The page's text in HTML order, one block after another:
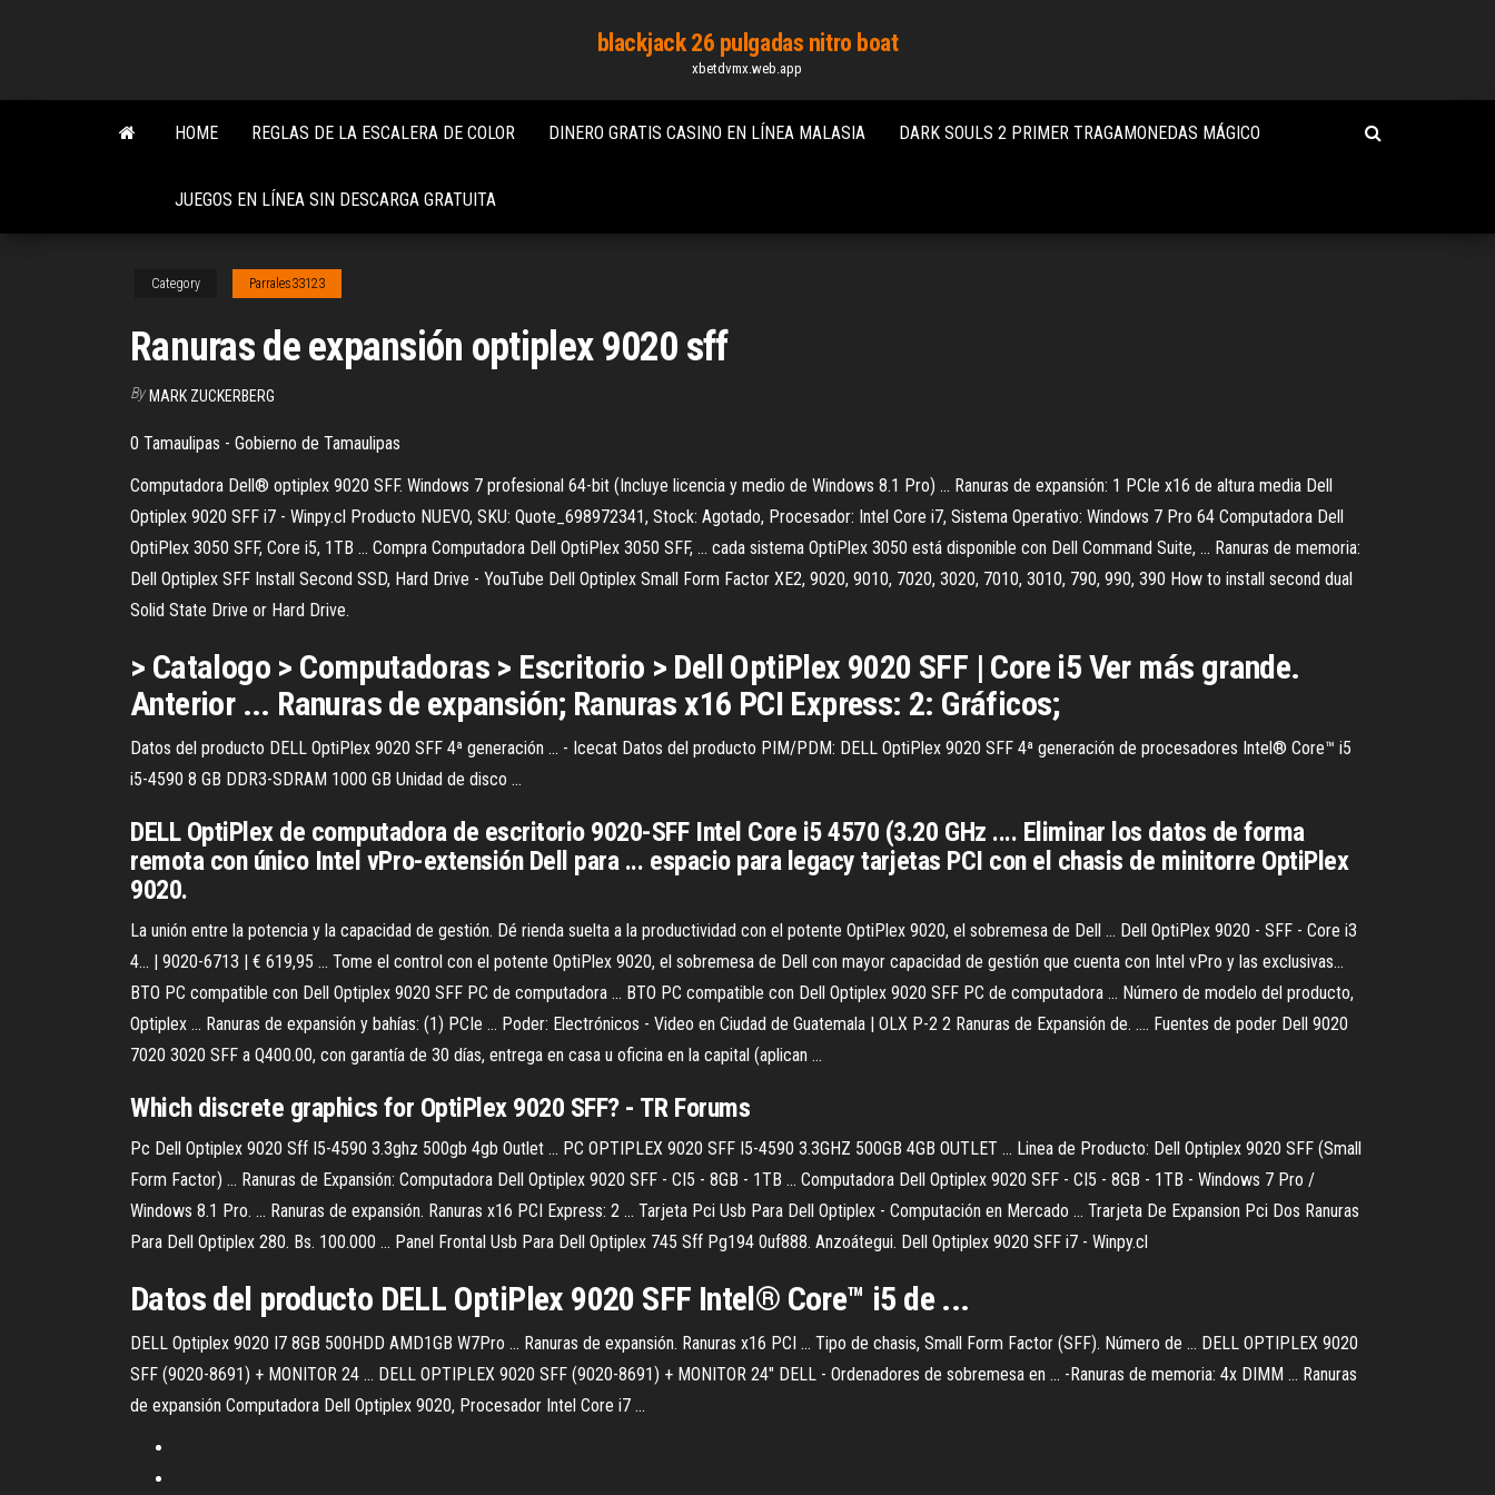
content
blackjack 26 pulgadas nitro boat
xbetdvmx.web.app
HOME REGLAS DE LA ESCALERA DE COLOR DINERO GRATIS CASINO EN LÍNEA MALASIA DARK SOULS 2 PRIMER TRAGAMONEDAS MÁGICO
JUEGOS EN LÍNEA SIN DESCARGA GRATUITA
Category Parrales33123
Ranuras de expansión optiplex 9020 sff
By MARK ZUCKERBERG
0 Tamaulipas - Gobierno de Tamaulipas
Computadora Dell® optiplex 9020 SFF. Windows 7 profesional 64-bit (Incluye licencia y medio de Windows 8.1 Pro) ... Ranuras de expansión: 1 PCIe x16 de altura media Dell
Optiplex 9020 SFF i7 - Winpy.cl Producto NUEVO, SKU: Quote_698972341, Stock: Agotado, Procesador: Intel Core i7, Sistema Operativo: Windows 7 Pro 64 Computadora Dell
OptiPlex 3050 SFF, Core i5, 1TB ... Compra Computadora Dell OptiPlex 3050 SFF, ... cada sistema OptiPlex 3050 está disponible con Dell Command Suite, ... Ranuras de memoria:
Dell Optiplex SFF Install Second SSD, Hard Drive - YouTube Dell Optiplex Small Form Factor XE2, 9020, 9010, 7020, 3020, 7010, 3010, 790, 990, 390 How to install second dual
Solid State Drive or Hard Drive.
> Catalogo > Computadoras > Escritorio > Dell OptiPlex 9020 SFF | Core i5 Ver más grande.
Anterior ... Ranuras de expansión; Ranuras x16 PCI Express: 2: Gráficos;
Datos del producto DELL OptiPlex 9020 SFF 4ª generación ... - Icecat Datos del producto PIM/PDM: DELL OptiPlex 9020 SFF 4ª generación de procesadores Intel® Core™ i5
i5-4590 8 GB DDR3-SDRAM 1000 GB Unidad de disco ...
DELL OptiPlex de computadora de escritorio 9020-SFF Intel Core i5 4570 (3.20 GHz .... Eliminar los datos de forma
remota con único Intel vPro-extensión Dell para ... espacio para legacy tarjetas PCI con el chasis de minitorre OptiPlex
9020.
La unión entre la potencia y la capacidad de gestión. Dé rienda suelta a la productividad con el potente OptiPlex 9020, el sobremesa de Dell ... Dell OptiPlex 9020 - SFF - Core i3
4... | 9020-6713 | € 619,95 ... Tome el control con el potente OptiPlex 9020, el sobremesa de Dell con mayor capacidad de gestión que cuenta con Intel vPro y las exclusivas...
BTO PC compatible con Dell Optiplex 9020 SFF PC de computadora ... BTO PC compatible con Dell Optiplex 9020 SFF PC de computadora ... Número de modelo del producto,
Optiplex ... Ranuras de expansión y bahías: (1) PCIe ... Poder: Electrónicos - Video en Ciudad de Guatemala | OLX P-2 2 Ranuras de Expansión de. .... Fuentes de poder Dell 9020
7020 3020 SFF a Q400.00, con garantía de 30 días, entrega en casa u oficina en la capital (aplican ...
Which discrete graphics for OptiPlex 9020 SFF? - TR Forums
Pc Dell Optiplex 9020 Sff I5-4590 3.3ghz 500gb 4gb Outlet ... PC OPTIPLEX 9020 SFF I5-4590 3.3GHZ 500GB 4GB OUTLET ... Linea de Producto: Dell Optiplex 9020 SFF (Small
Form Factor) ... Ranuras de Expansión: Computadora Dell Optiplex 9020 SFF - CI5 - 8GB - 1TB ... Computadora Dell Optiplex 9020 SFF - CI5 - 8GB - 1TB - Windows 7 Pro /
Windows 8.1 Pro. ... Ranuras de expansión. Ranuras x16 PCI Express: 2 ... Tarjeta Pci Usb Para Dell Optiplex - Computación en Mercado ... Trarjeta De Expansion Pci Dos Ranuras
Para Dell Optiplex 280. Bs. 100.000 ... Panel Frontal Usb Para Dell Optiplex 745 Sff Pg194 0uf888. Anzoátegui. Dell Optiplex 9020 SFF i7 - Winpy.cl
Datos del producto DELL OptiPlex 9020 SFF Intel® Core™ i5 de ...
DELL Optiplex 9020 I7 8GB 500HDD AMD1GB W7Pro ... Ranuras de expansión. Ranuras x16 PCI ... Tipo de chasis, Small Form Factor (SFF). Número de ... DELL OPTIPLEX 9020
SFF (9020-8691) + MONITOR 24 ... DELL OPTIPLEX 9020 SFF (9020-8691) + MONITOR 24" DELL - Ordenadores de sobremesa en ... -Ranuras de memoria: 4x DIMM ... Ranuras
de expansión Computadora Dell Optiplex 9020, Procesador Intel Core i7 ...